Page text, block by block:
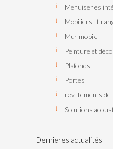
Menuiseries
Mobiliers et
Mur mobile
Peinture et
Plafonds
Portes
revêtements de
Solutions
Dernières actualités